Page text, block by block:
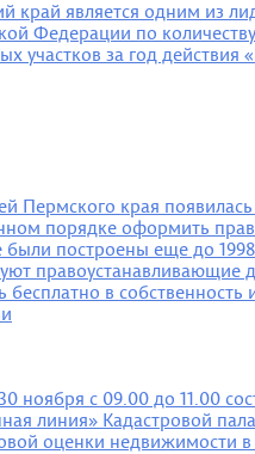
край является одним из
Федерации по
участков за год действия
Пермского края
порядке оформить
были построены еще до
правоустанавливающие
бесплатно в собственность
ноября с 09.00 до 11.00
линия» Кадастровой
оценки недвижимости